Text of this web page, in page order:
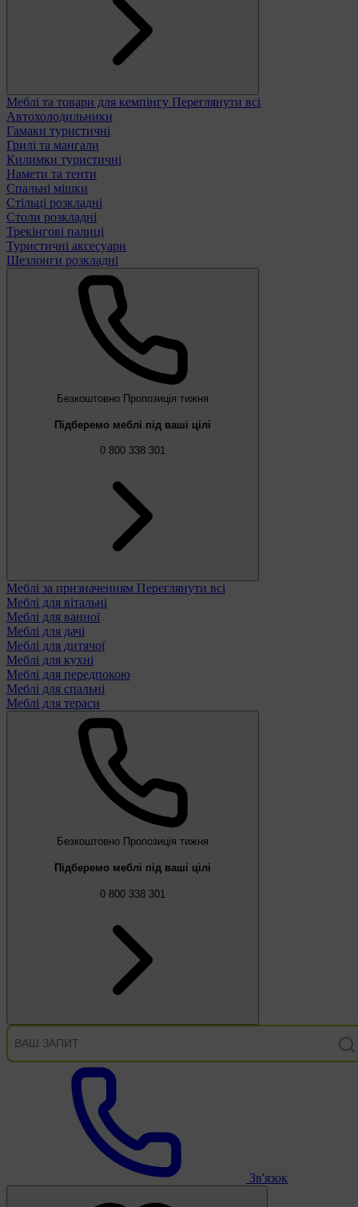
Меблі та товари для кемпінгу Переглянути всі
Автохолодильники
Гамаки туристичні
Грилі та мангали
Килимки туристичні
Намети та тенти
Спальні мішки
Стільці розкладні
Столи розкладні
Трекінгові палиці
Туристичні аксесуари
Шезлонги розкладні
Безкоштовно Пропозиція тижня
Підберемо меблі під ваші цілі
0 800 338 301
Меблі за призначенням Переглянути всі
Меблі для вітальні
Меблі для ванної
Меблі для дачі
Меблі для дитячої
Меблі для кухні
Меблі для передпокою
Меблі для спальні
Меблі для тераси
Безкоштовно Пропозиція тижня
Підберемо меблі під ваші цілі
0 800 338 301
Зв'язок